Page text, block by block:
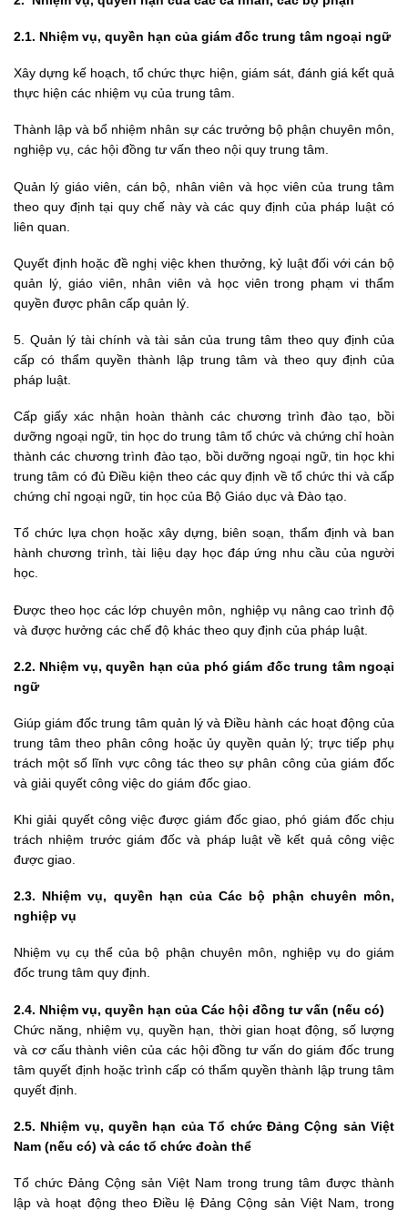
2.1. Nhiệm vụ, quyền hạn của giám đốc trung tâm ngoại ngữ
Xây dựng kế hoạch, tổ chức thực hiện, giám sát, đánh giá kết quả
thực hiện các nhiệm vụ của trung tâm.
Thành lập và bổ nhiệm nhân sự các trưởng bộ phận chuyên môn,
nghiệp vụ, các hội đồng tư vấn theo nội quy trung tâm.
Quản lý giáo viên, cán bộ, nhân viên và học viên của trung tâm
theo quy định tại quy chế này và các quy định của pháp luật có
liên quan.
Quyết định hoặc đề nghị việc khen thưởng, kỷ luật đối với cán bộ
quản lý, giáo viên, nhân viên và học viên trong phạm vi thẩm
quyền được phân cấp quản lý.
5. Quản lý tài chính và tài sản của trung tâm theo quy định của
cấp có thẩm quyền thành lập trung tâm và theo quy định của
pháp luật.
Cấp giấy xác nhận hoàn thành các chương trình đào tạo, bồi
dưỡng ngoại ngữ, tin học do trung tâm tổ chức và chứng chỉ hoàn
thành các chương trình đào tạo, bồi dưỡng ngoại ngữ, tin học khi
trung tâm có đủ Điều kiện theo các quy định về tổ chức thi và cấp
chứng chỉ ngoại ngữ, tin học của Bộ Giáo dục và Đào tạo.
Tổ chức lựa chọn hoặc xây dựng, biên soạn, thẩm định và ban
hành chương trình, tài liệu dạy học đáp ứng nhu cầu của người
học.
Được theo học các lớp chuyên môn, nghiệp vụ nâng cao trình độ
và được hưởng các chế độ khác theo quy định của pháp luật.
2.2. Nhiệm vụ, quyền hạn của phó giám đốc trung tâm ngoại
ngữ
Giúp giám đốc trung tâm quản lý và Điều hành các hoạt động của
trung tâm theo phân công hoặc ủy quyền quản lý; trực tiếp phụ
trách một số lĩnh vực công tác theo sự phân công của giám đốc
và giải quyết công việc do giám đốc giao.
Khi giải quyết công việc được giám đốc giao, phó giám đốc chịu
trách nhiệm trước giám đốc và pháp luật về kết quả công việc
được giao.
2.3. Nhiệm vụ, quyền hạn của Các bộ phận chuyên môn,
nghiệp vụ
Nhiệm vụ cụ thể của bộ phận chuyên môn, nghiệp vụ do giám
đốc trung tâm quy định.
2.4. Nhiệm vụ, quyền hạn của Các hội đồng tư vấn (nếu có)
Chức năng, nhiệm vụ, quyền hạn, thời gian hoạt động, số lượng
và cơ cấu thành viên của các hội đồng tư vấn do giám đốc trung
tâm quyết định hoặc trình cấp có thẩm quyền thành lập trung tâm
quyết định.
2.5. Nhiệm vụ, quyền hạn của Tổ chức Đảng Cộng sản Việt
Nam (nếu có) và các tổ chức đoàn thể
Tổ chức Đảng Cộng sản Việt Nam trong trung tâm được thành
lập và hoạt động theo Điều lệ Đảng Cộng sản Việt Nam, trong